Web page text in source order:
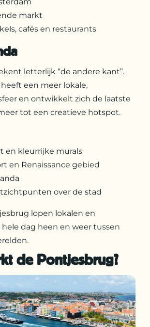
markt
cafés en restaurants
letterlijk “de andere kant”.
een meer lokale,
en ontwikkelt zich de laatste
tot een creatieve hotspot.
en kleurrijke murals
en Renaissance gebied
over de stad
lopen lokalen en
hele dag heen en weer tussen
de Pontjesbrug?